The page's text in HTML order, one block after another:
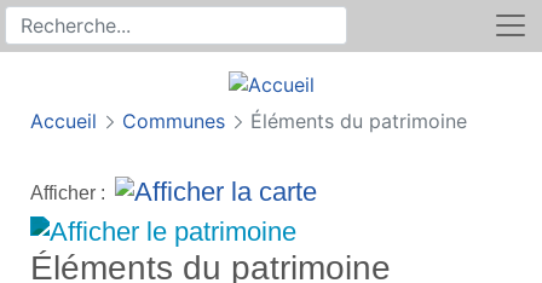
Recherche sur le site
Rechercher
Accueil Communes Éléments du patrimoine
Afficher :
Éléments du patrimoine